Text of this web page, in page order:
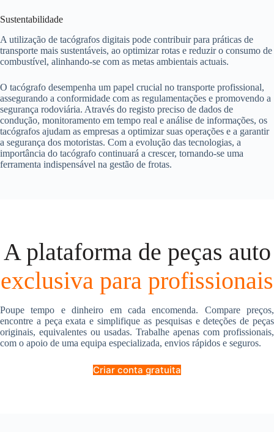
Sustentabilidade
A utilização de tacógrafos digitais pode contribuir para práticas de
transporte mais sustentáveis, ao optimizar rotas e reduzir o consumo de
combustível, alinhando-se com as metas ambientais actuais.
O tacógrafo desempenha um papel crucial no transporte profissional,
assegurando a conformidade com as regulamentações e promovendo a
segurança rodoviária. Através do registo preciso de dados de
condução, monitoramento em tempo real e análise de informações, os
tacógrafos ajudam as empresas a optimizar suas operações e a garantir
a segurança dos motoristas. Com a evolução das tecnologias, a
importância do tacógrafo continuará a crescer, tornando-se uma
ferramenta indispensável na gestão de frotas.
A plataforma de peças auto
exclusiva para profissionais
Poupe tempo e dinheiro em cada encomenda. Compare preços,
encontre a peça exata e simplifique as pesquisas e deteções de peças
originais, equivalentes ou usadas. Trabalhe apenas com profissionais,
com o apoio de uma equipa especializada, envios rápidos e seguros.
Criar conta gratuita